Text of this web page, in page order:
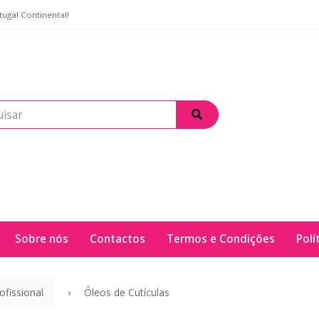
Continental!
Sobre nós Contactos Termos e Condições
Óleos de Cutículas